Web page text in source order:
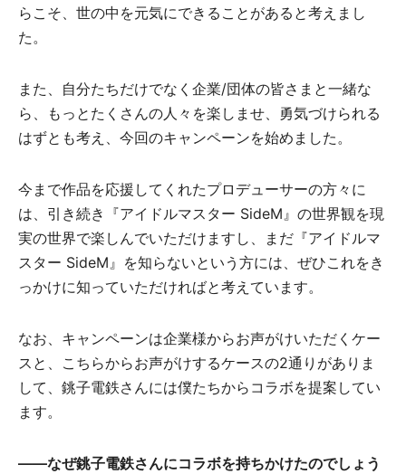
らこそ、世の中を元気にできることがあると考えまし
た。
また、自分たちだけでなく企業/団体の皆さまと一緒な
ら、もっとたくさんの人々を楽しませ、勇気づけられる
はずとも考え、今回のキャンペーンを始めました。
今まで作品を応援してくれたプロデューサーの方々に
は、引き続き『アイドルマスター SideM』の世界観を現
実の世界で楽しんでいただけますし、まだ『アイドルマ
スター SideM』を知らないという方には、ぜひこれをき
っかけに知っていただければと考えています。
なお、キャンペーンは企業様からお声がけいただくケー
スと、こちらからお声がけするケースの2通りがありま
して、銚子電鉄さんには僕たちからコラボを提案してい
ます。
――なぜ銚子電鉄さんにコラボを持ちかけたのでしょう